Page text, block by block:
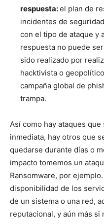
respuesta:el plan de
incidentes de
con el tipo de ataque y
respuesta no puede
sido realizado por
hacktivista o
campaña global de
trampa.
Así como hay ataques
inmediata, hay otros que
quedarse durante días o
impacto tomemos un
Ransomware, por
disponibilidad de los
de un sistema o una red,
reputacional, y aún más si